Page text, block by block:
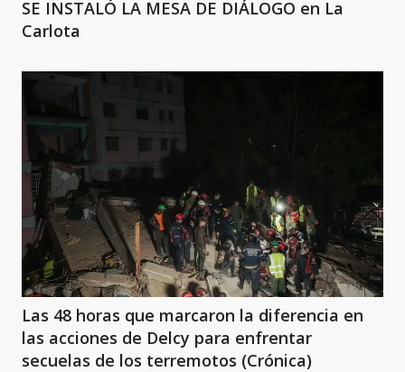
SE INSTALÓ LA MESA DE DIÁLOGO en La
Carlota
Las 48 horas que marcaron la diferencia en
las acciones de Delcy para enfrentar
secuelas de los terremotos (Crónica)